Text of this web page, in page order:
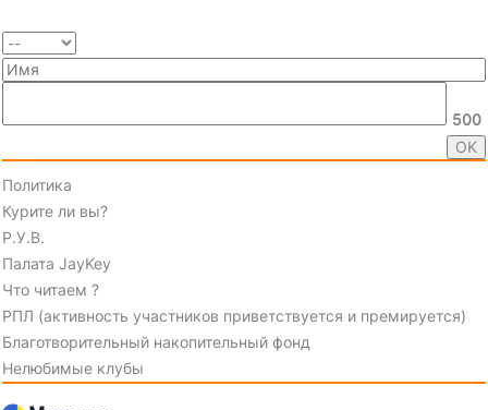
500
Политика
Курите ли вы?
Р.У.В.
Палата JayKey
Что читаем ?
РПЛ (активность участников приветствуется и премируется)
Благотворительный накопительный фонд
Нелюбимые клубы